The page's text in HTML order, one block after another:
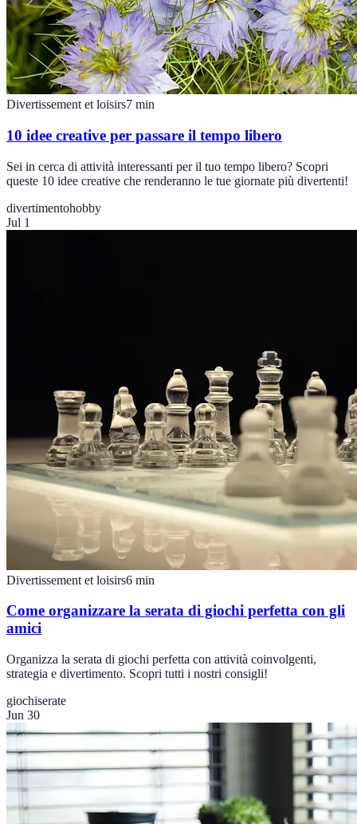
Divertissement et loisirs7 min
10 idee creative per passare il tempo libero
Sei in cerca di attività interessanti per il tuo tempo libero? Scopri
queste 10 idee creative che renderanno le tue giornate più divertenti!
divertimentohobby
Jul 1
Divertissement et loisirs6 min
Come organizzare la serata di giochi perfetta con gli
amici
Organizza la serata di giochi perfetta con attività coinvolgenti,
strategia e divertimento. Scopri tutti i nostri consigli!
giochiserate
Jun 30